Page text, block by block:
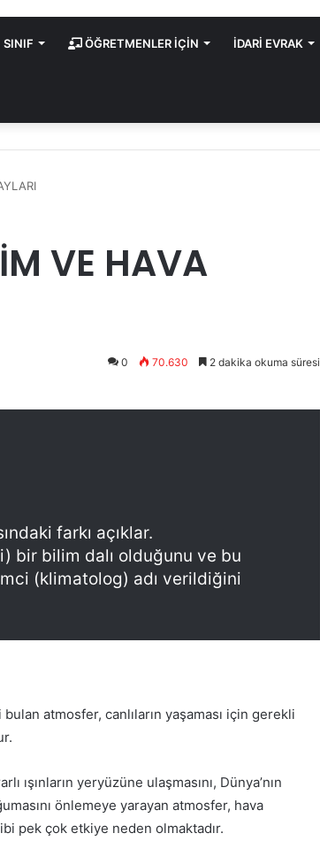
SINIF ÖĞRETMENLER İÇİN İDARİ EVRAK
VE HAVA
0 70.630 2 dakika okuma süresi
farkı açıklar.
bir bilim dalı olduğunu ve bu
(klimatolog) adı verildiğini
bulan atmosfer, canlıların yaşaması için gerekli
ışınların yeryüzüne ulaşmasını, Dünya’nın
önlemeye yarayan atmosfer, hava
pek çok etkiye neden olmaktadır.